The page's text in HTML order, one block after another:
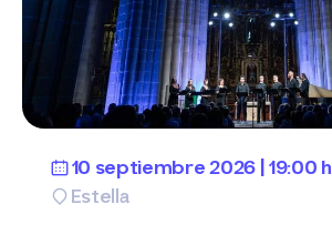
10 septiembre 2026 | 19:00 h
Estella